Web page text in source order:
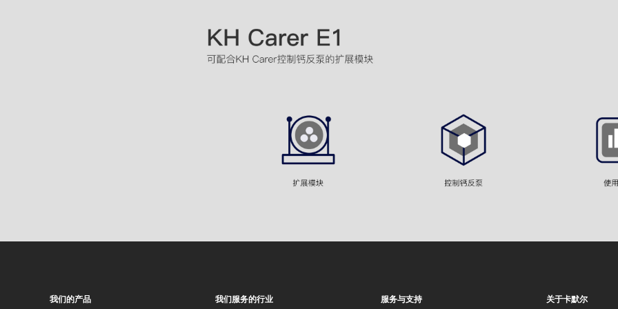
我们的产品 我们服务的行业 服务与支持 关于卡默尔